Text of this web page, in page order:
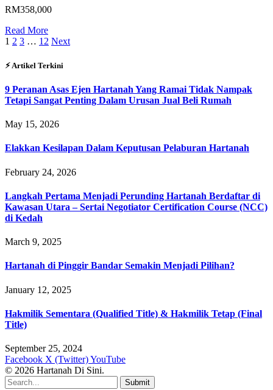
RM358,000
Read More
1 2 3 … 12 Next
⚡︎ Artikel Terkini
9 Peranan Asas Ejen Hartanah Yang Ramai Tidak Nampak
Tetapi Sangat Penting Dalam Urusan Jual Beli Rumah
May 15, 2026
Elakkan Kesilapan Dalam Keputusan Pelaburan Hartanah
February 24, 2026
Langkah Pertama Menjadi Perunding Hartanah Berdaftar di
Kawasan Utara – Sertai Negotiator Certification Course (NCC)
di Kedah
March 9, 2025
Hartanah di Pinggir Bandar Semakin Menjadi Pilihan?
January 12, 2025
Hakmilik Sementara (Qualified Title) & Hakmilik Tetap (Final
Title)
September 25, 2024
Facebook X (Twitter)YouTube
© 2026 Hartanah Di Sini.
Submit